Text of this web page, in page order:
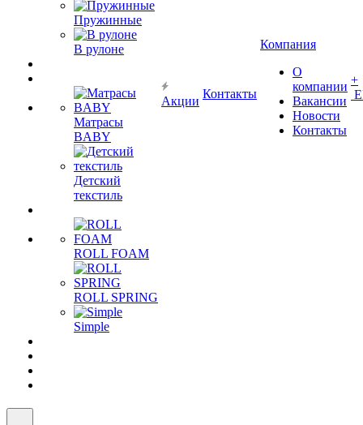
Пружинные
В рулоне
Матрасы
BABY
Детский
текстиль
ROLL FOAM
ROLL SPRING
Simple
Акции
Контакты
Компания
О
компании
Вакансии
Новости
Контакты
+